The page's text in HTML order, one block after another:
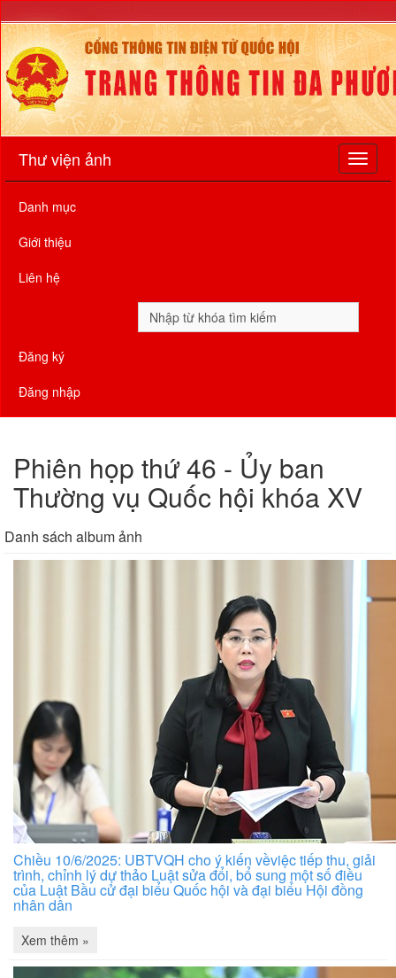
Thư viện ảnh
Danh mục
Giới thiệu
Liên hệ
Đăng ký
Đăng nhập
Phiên họp thứ 46 - Ủy ban
Thường vụ Quốc hội khóa XV
Danh sách album ảnh
Chiều 10/6/2025: UBTVQH cho ý kiến vềviệc tiếp thu, giải
trình, chỉnh lý dự thảo Luật sửa đổi, bổ sung một số điều
của Luật Bầu cử đại biểu Quốc hội và đại biểu Hội đồng
nhân dân
Xem thêm »